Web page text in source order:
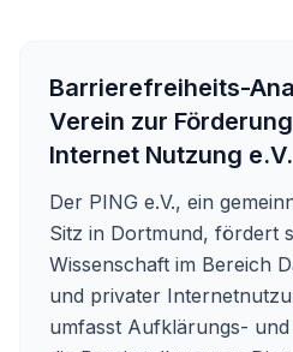
Barrierefreiheits-
Verein zur
Internet Nutzung e.V.
Der PING e.V., ein
Sitz in Dortmund, fördert
Wissenschaft im Bereich
und privater
umfasst Aufklärungs-